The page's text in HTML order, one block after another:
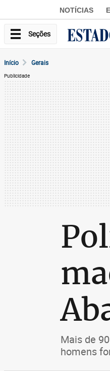
NOTÍCIAS
Seções
Início Gerais
Publicidade
Mais de
homens